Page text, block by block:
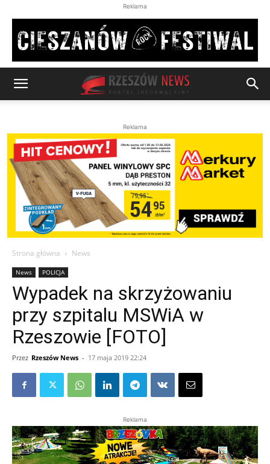
Reklama
Reklama
Strona główna News
News POLICJA
Wypadek na skrzyżowaniu
przy szpitalu MSWiA w
Rzeszowie [FOTO]
Przez Rzeszów News - 17 maja 2019 22:24
Reklama